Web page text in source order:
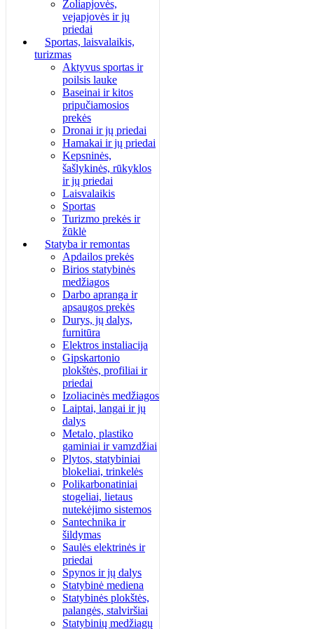
Žoliapjovės,
vejapjovės ir jų
priedai
Sportas, laisvalaikis,
turizmas
Aktyvus sportas ir
poilsis lauke
Baseinai ir kitos
pripučiamosios
prekės
Dronai ir jų priedai
Hamakai ir jų priedai
Kepsninės,
šašlykinės, rūkyklos
ir jų priedai
Laisvalaikis
Sportas
Turizmo prekės ir
žūklė
Statyba ir remontas
Apdailos prekės
Birios statybinės
medžiagos
Darbo apranga ir
apsaugos prekės
Durys, jų dalys,
furnitūra
Elektros instaliacija
Gipskartonio
plokštės, profiliai ir
priedai
Izoliacinės medžiagos
Laiptai, langai ir jų
dalys
Metalo, plastiko
gaminiai ir vamzdžiai
Plytos, statybiniai
blokeliai, trinkelės
Polikarbonatiniai
stogeliai, lietaus
nutekėjimo sistemos
Santechnika ir
šildymas
Saulės elektrinės ir
priedai
Spynos ir jų dalys
Statybinė mediena
Statybinės plokštės,
palangės, stalviršiai
Statybinių medžiagų